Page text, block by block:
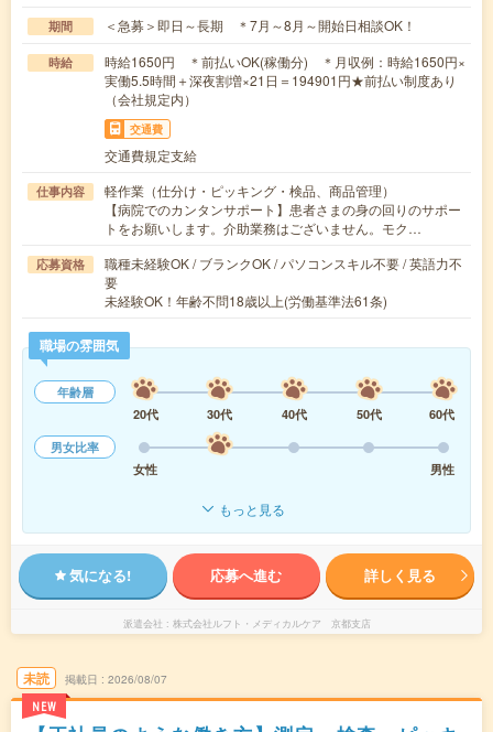
期間 ＜急募＞即日～長期 ＊7月～8月～開始日相談OK！
時給
時給1650円 ＊前払いOK(稼働分) ＊月収例：時給1650円×
実働5.5時間＋深夜割増×21日＝194901円★前払い制度あり
（会社規定内）
交通費
交通費規定支給
仕事内容
軽作業（仕分け・ピッキング・検品、商品管理）
【病院でのカンタンサポート】患者さまの身の回りのサポー
トをお願いします。介助業務はございません。モク…
応募資格
職種未経験OK / ブランクOK / パソコンスキル不要 / 英語力不
要
未経験OK！年齢不問18歳以上(労働基準法61条)
職場の雰囲気
年齢層
20代
30代 40代 50代
60代
男女比率
女性
男性
もっと見る
気になる! 応募へ進む 詳しく見る
派遣会社 株式会社ルフト・メディカルケア 京都支店
未読
NEW
掲載日 2026/08/07